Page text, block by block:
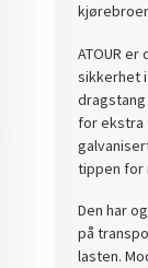
ATOUR
sikkerhet i
for ekstra
tippen for
Den har
på
lasten.